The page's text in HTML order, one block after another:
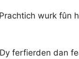
wurk fûn
ferfierden dan